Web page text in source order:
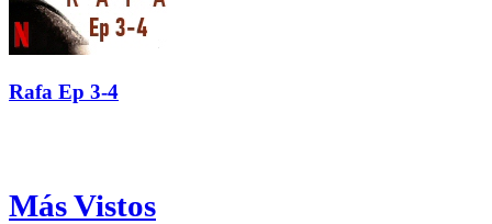
Rafa Ep 3-4
Más Vistos